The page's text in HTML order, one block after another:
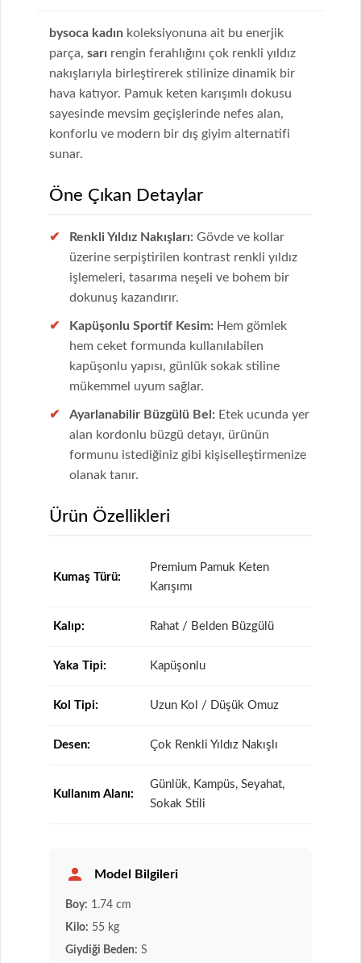
bysoca kadın koleksiyonuna ait bu enerjik
parça, sarı rengin ferahlığını çok renkli yıldız
nakışlarıyla birleştirerek stilinize dinamik bir
hava katıyor. Pamuk keten karışımlı dokusu
sayesinde mevsim geçişlerinde nefes alan,
konforlu ve modern bir dış giyim alternatifi
sunar.
Öne Çıkan Detaylar
Renkli Yıldız Nakışları: Gövde ve kollar
üzerine serpiştirilen kontrast renkli yıldız
işlemeleri, tasarıma neşeli ve bohem bir
dokunuş kazandırır.
Kapüşonlu Sportif Kesim: Hem gömlek
hem ceket formunda kullanılabilen
kapüşonlu yapısı, günlük sokak stiline
mükemmel uyum sağlar.
Ayarlanabilir Büzgülü Bel: Etek ucunda yer
alan kordonlu büzgü detayı, ürünün
formunu istediğiniz gibi kişiselleştirmenize
olanak tanır.
Ürün Özellikleri
Kumaş Türü:
Premium Pamuk Keten
Karışımı
Kalıp: Rahat / Belden Büzgülü
Yaka Tipi: Kapüşonlu
Kol Tipi: Uzun Kol / Düşük Omuz
Desen: Çok Renkli Yıldız Nakışlı
Kullanım Alanı:
Günlük, Kampüs, Seyahat,
Sokak Stili
Model Bilgileri
Boy: 1.74 cm
Kilo: 55 kg
Giydiği Beden: S